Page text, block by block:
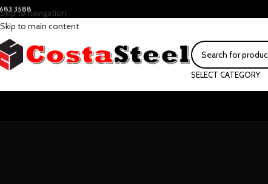
Skip to navigation
Skip to main content
3588
SELECT CATEGORY